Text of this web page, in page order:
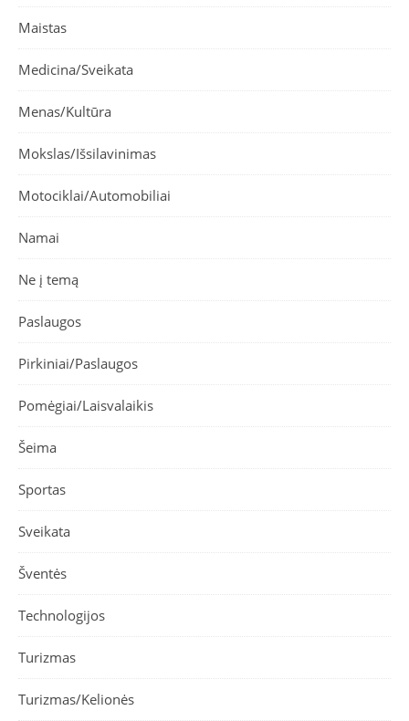
Maistas
Medicina/Sveikata
Menas/Kultūra
Mokslas/Išsilavinimas
Motociklai/Automobiliai
Namai
Ne į temą
Paslaugos
Pirkiniai/Paslaugos
Pomėgiai/Laisvalaikis
Šeima
Sportas
Sveikata
Šventės
Technologijos
Turizmas
Turizmas/Kelionės